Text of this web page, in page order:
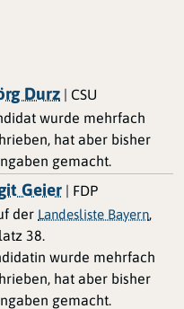
Durz | CSU
wurde mehrfach
hat aber bisher
gemacht.
Geier | FDP
der Landesliste Bayern
38.
wurde mehrfach
hat aber bisher
gemacht.